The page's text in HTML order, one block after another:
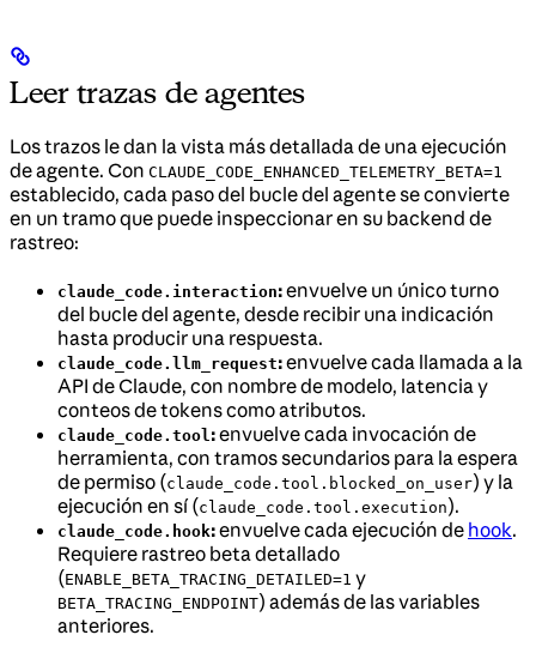
Leer trazas de agentes
Los trazos le dan la vista más detallada de una ejecución
de agente. Con CLAUDE_CODE_ENHANCED_TELEMETRY_BETA=1
establecido, cada paso del bucle del agente se convierte
en un tramo que puede inspeccionar en su backend de
rastreo:
claude_code.interaction:envuelve un único turno
del bucle del agente, desde recibir una indicación
hasta producir una respuesta.
claude_code.llm_request:envuelve cada llamada a la
API de Claude, con nombre de modelo, latencia y
conteos de tokens como atributos.
claude_code.tool :envuelve cada invocación de
herramienta, con tramos secundarios para la espera
de permiso (claude_code.tool.blocked_on_user) y la
ejecución en sí (claude_code.tool.execution).
claude_code.hook:envuelve cada ejecución de hook.
Requiere rastreo beta detallado
(ENABLE_BETA_TRACING_DETAILED=1 y
BETA_TRACING_ENDPOINT) además de las variables
anteriores.